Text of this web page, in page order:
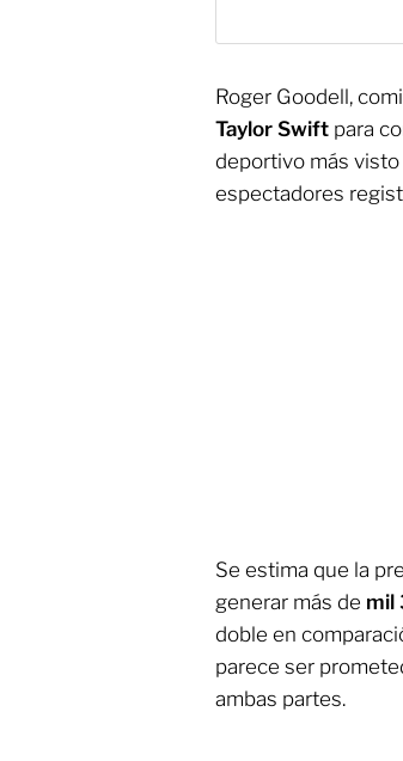
Roger Goodell,
Taylor Swift para
deportivo más
espectadores
Se estima que la
generar más de mil
doble en
parece ser
ambas partes.